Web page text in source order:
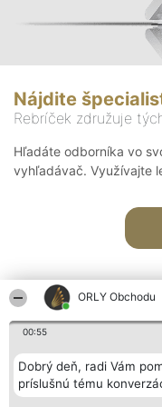
ORLY Obchodu
00:55
Dobrý deň, radi Vám
príslušnú tému
Nájdite
Rebríček združuje
Hľadáte odborníka vo
vyhľadávač. Využívajte
Organizátor hodnotenia
Bright Side Solutions sp. z o.
o. sp. k.